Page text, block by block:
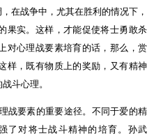
在战争中，尤其在胜利的情况下，
果实。这样，才能促使将士勇敢杀
对心理战要素培育的话，那么，赏
样，既有物质上的奖励，又有精神
斗心理。
战要素的重要途径。不同于爱的精
了对将士战斗精神的培育。孙武